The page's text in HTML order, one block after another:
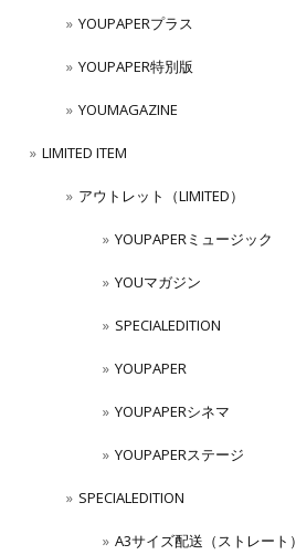
YOUPAPERプラス
YOUPAPER特別版
YOUMAGAZINE
LIMITED ITEM
アウトレット（LIMITED）
YOUPAPERミュージック
YOUマガジン
SPECIALEDITION
YOUPAPER
YOUPAPERシネマ
YOUPAPERステージ
SPECIALEDITION
A3サイズ配送（ストレート）